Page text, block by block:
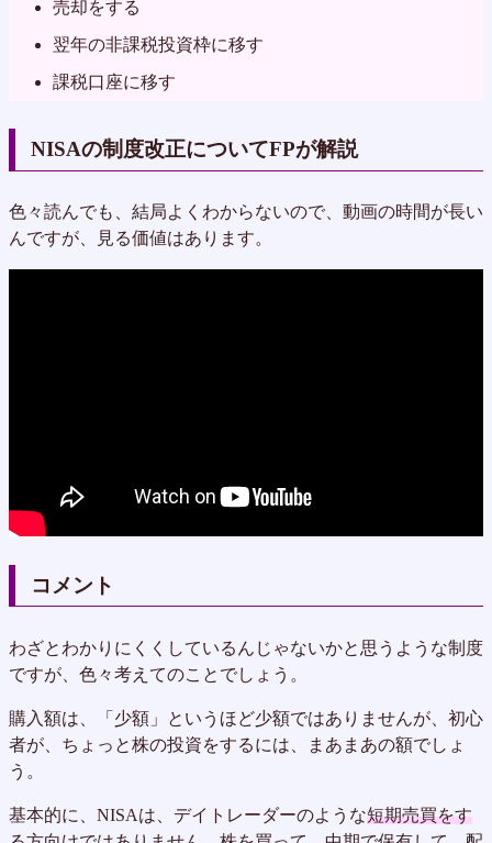
売却をする
翌年の非課税投資枠に移す
課税口座に移す
NISAの制度改正についてFPが解説
色々読んでも、結局よくわからないので、動画の時間が長い
んですが、見る価値はあります。
コメント
わざとわかりにくくしているんじゃないかと思うような制度
ですが、色々考えてのことでしょう。
購入額は、「少額」というほど少額ではありませんが、初心
者が、ちょっと株の投資をするには、まあまあの額でしょ
う。
基本的に、NISAは、デイトレーダーのような短期売買をす